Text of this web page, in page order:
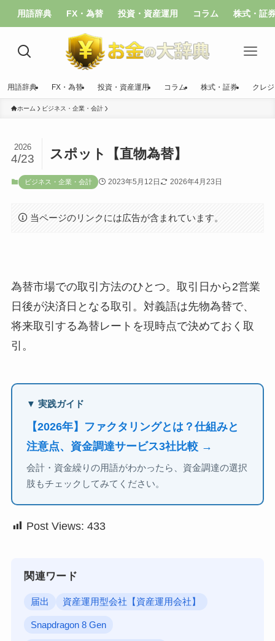
用語辞典 FX・為替 投資・資産運用 コラム 株式・証
用語辞典 FX・為替 投資・資産運用 コラム 株式・証券 クレ
ホーム ビジネス・企業・会計
スポット【直物為替】
2026
4/23
ビジネス・企業・会計 2023年5月12日 2026年4月23日
当ページのリンクには広告が含まれています。
為替市場での取引方法のひとつ。取引日から2営業
日後が決済日となる取引。対義語は先物為替で、
将来取引する為替レートを現時点で決めておく取
引。
▼ 実践ガイド
【2026年】ファクタリングとは？仕組みと
注意点、資金調達サービス3社比較 →
会計・資金繰りの用語がわかったら、資金調達の選択
肢もチェックしてみてください。
Post Views: 433
関連ワード
届出 資産運用型会社【資産運用会社】
Snapdragon 8 Gen